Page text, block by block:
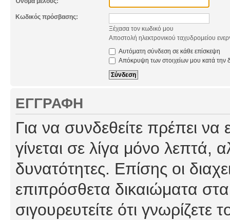
Κωδικός πρόσβασης:
Ξέχασα τον κωδικό μου
Αποστολή ηλεκτρονικού ταχυδρομείου
Αυτόματη σύνδεση σε κάθε επίσκεψη
Απόκρυψη των στοιχείων μου κατά την
ΕΓΓΡΑΦΉ
Για να συνδεθείτε πρέπει
γίνεται σε λίγα μόνο λεπτά,
δυνατότητες. Επίσης οι
επιπρόσθετα δικαιώματα
σιγουρευτείτε ότι γνωρίζετε